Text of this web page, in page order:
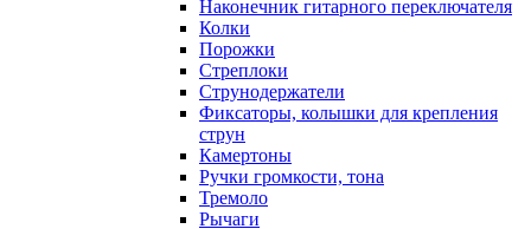
Наконечник гитарного переключателя
Колки
Порожки
Стреплоки
Струнодержатели
Фиксаторы, колышки для крепления
струн
Камертоны
Ручки громкости, тона
Тремоло
Рычаги